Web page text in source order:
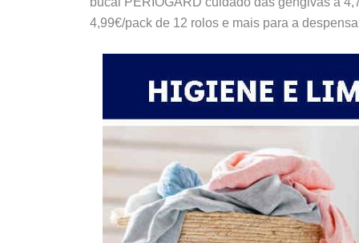
4,99€/pack de 12 rolos e mais para a